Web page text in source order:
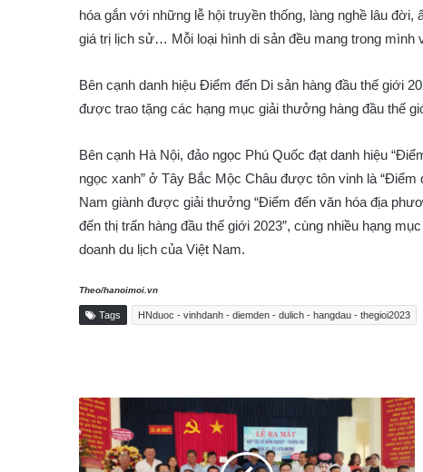
hóa gắn với những lễ hội truyền thống, làng nghề lâu
giá trị lịch sử… Mỗi loại hình di sản đều mang trong mình
Bên cạnh danh hiệu Điểm đến Di sản hàng đầu thế giới
được trao tặng các hạng mục giải thưởng hàng đầu thế
Bên cạnh Hà Nội, đảo ngọc Phú Quốc đạt danh hiệu
ngọc xanh” ở Tây Bắc Mộc Châu được tôn vinh là
Nam giành được giải thưởng “Điểm đến văn hóa địa
đến thị trấn hàng đầu thế giới 2023”, cùng nhiều hạng
doanh du lịch của Việt Nam.
Theo/hanoimoi.vn
Tags HNduoc - vinhdanh - diemden - dulich - hangdau - thegioi2023